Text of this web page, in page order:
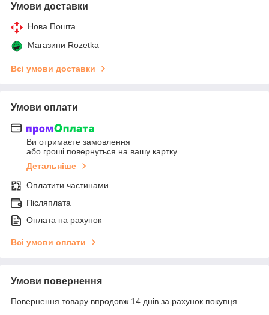
Умови доставки
Нова Пошта
Магазини Rozetka
Всі умови доставки
Умови оплати
Ви отримаєте замовлення
або гроші повернуться на вашу картку
Детальніше
Оплатити частинами
Післяплата
Оплата на рахунок
Всі умови оплати
Умови повернення
Повернення товару впродовж 14 днів за рахунок покупця